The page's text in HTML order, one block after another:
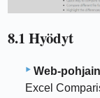
8.1 Hyödyt
Web-
Excel